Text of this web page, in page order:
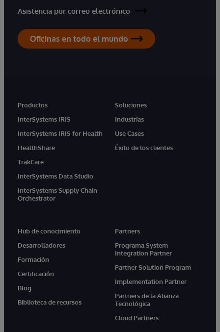
Asistencia por correo electrónico
Oficinas en todo el mundo
Productos
InterSystems IRIS
InterSystems IRIS for Health
HealthShare
TrakCare
InterSystems Data Studio
InterSystems Supply Chain
Orchestrator
Soluciones
Industrias
Use Cases
Éxito de los clientes
Hub de conocimiento
Desarrolladores
Formación
Certificación
Blog
Biblioteca de recursos
Partners
Programa System
Integration Partner
Partner Solution Program
Implementation Partner
Partners de la Alianza
Tecnológica
Cloud Partners